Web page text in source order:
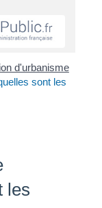
d'urbanisme
sont les
les